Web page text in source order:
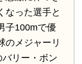
なった選手と
子100mで優
のメジャーリ
リー・ボン